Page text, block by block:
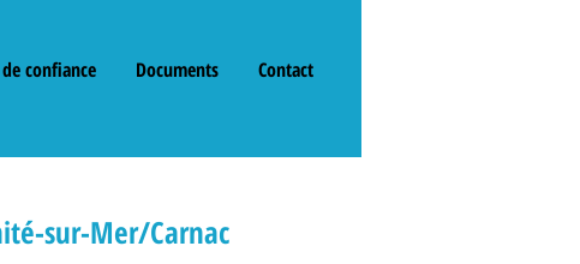
confiance Documents Contact
sur-Mer/Carnac